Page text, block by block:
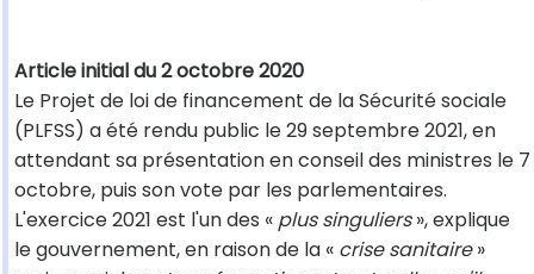
Article initial du 2 octobre 2020
Le Projet de loi de financement de la Sécurité sociale
(PLFSS) a été rendu public le 29 septembre 2021, en
attendant sa présentation en conseil des ministres le 7
octobre, puis son vote par les parlementaires.
L'exercice 2021 est l'un des « plus singuliers», explique
le gouvernement, en raison de la « crise sanitaire»